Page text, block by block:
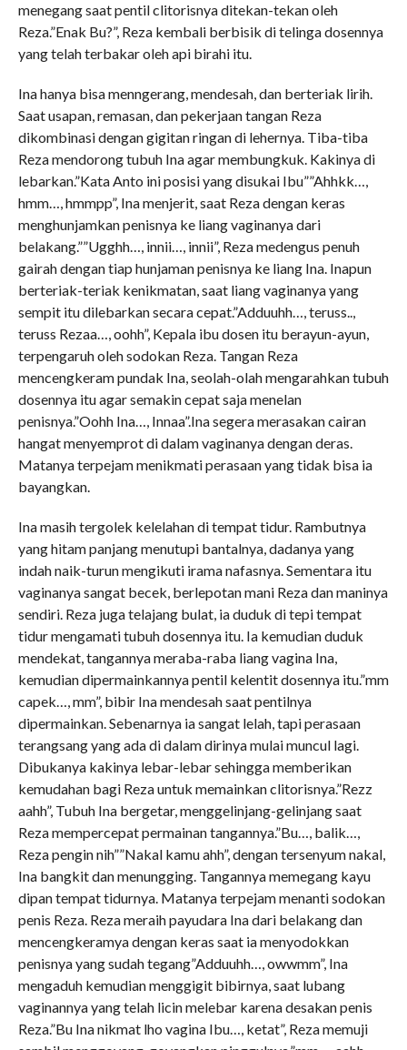
menegang saat pentil clitorisnya ditekan-tekan oleh
Reza.”Enak Bu?”, Reza kembali berbisik di telinga dosennya
yang telah terbakar oleh api birahi itu.
Ina hanya bisa menngerang, mendesah, dan berteriak lirih.
Saat usapan, remasan, dan pekerjaan tangan Reza
dikombinasi dengan gigitan ringan di lehernya. Tiba-tiba
Reza mendorong tubuh Ina agar membungkuk. Kakinya di
lebarkan.”Kata Anto ini posisi yang disukai Ibu””Ahhkk…,
hmm…, hmmpp”, Ina menjerit, saat Reza dengan keras
menghunjamkan penisnya ke liang vaginanya dari
belakang.””Ugghh…, innii…, innii”, Reza medengus penuh
gairah dengan tiap hunjaman penisnya ke liang Ina. Inapun
berteriak-teriak kenikmatan, saat liang vaginanya yang
sempit itu dilebarkan secara cepat.”Adduuhh…, teruss..,
teruss Rezaa…, oohh”, Kepala ibu dosen itu berayun-ayun,
terpengaruh oleh sodokan Reza. Tangan Reza
mencengkeram pundak Ina, seolah-olah mengarahkan tubuh
dosennya itu agar semakin cepat saja menelan
penisnya.”Oohh Ina…, Innaa”.Ina segera merasakan cairan
hangat menyemprot di dalam vaginanya dengan deras.
Matanya terpejam menikmati perasaan yang tidak bisa ia
bayangkan.
Ina masih tergolek kelelahan di tempat tidur. Rambutnya
yang hitam panjang menutupi bantalnya, dadanya yang
indah naik-turun mengikuti irama nafasnya. Sementara itu
vaginanya sangat becek, berlepotan mani Reza dan maninya
sendiri. Reza juga telajang bulat, ia duduk di tepi tempat
tidur mengamati tubuh dosennya itu. Ia kemudian duduk
mendekat, tangannya meraba-raba liang vagina Ina,
kemudian dipermainkannya pentil kelentit dosennya itu.”mm
capek…, mm”, bibir Ina mendesah saat pentilnya
dipermainkan. Sebenarnya ia sangat lelah, tapi perasaan
terangsang yang ada di dalam dirinya mulai muncul lagi.
Dibukanya kakinya lebar-lebar sehingga memberikan
kemudahan bagi Reza untuk memainkan clitorisnya.”Rezz
aahh”, Tubuh Ina bergetar, menggelinjang-gelinjang saat
Reza mempercepat permainan tangannya.”Bu…, balik…,
Reza pengin nih””Nakal kamu ahh”, dengan tersenyum nakal,
Ina bangkit dan menungging. Tangannya memegang kayu
dipan tempat tidurnya. Matanya terpejam menanti sodokan
penis Reza. Reza meraih payudara Ina dari belakang dan
mencengkeramya dengan keras saat ia menyodokkan
penisnya yang sudah tegang”Adduuhh…, owwmm”, Ina
mengaduh kemudian menggigit bibirnya, saat lubang
vaginannya yang telah licin melebar karena desakan penis
Reza.”Bu Ina nikmat lho vagina Ibu…, ketat”, Reza memuji